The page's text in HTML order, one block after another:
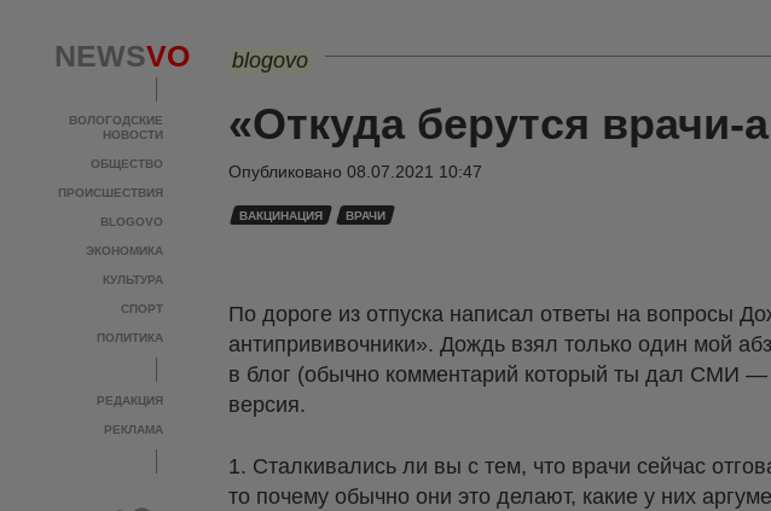
NEWSVO
ВОЛОГОДСКИЕ
НОВОСТИ
ОБЩЕСТВО
ПРОИСШЕСТВИЯ
BLOGOVO
ЭКОНОМИКА
КУЛЬТУРА
СПОРТ
ПОЛИТИКА
РЕДАКЦИЯ
РЕКЛАМА
blogovo
«Откуда берутся врачи-
Опубликовано 08.07.2021 10:47
ВАКЦИНАЦИЯ ВРАЧИ
По дороге из отпуска написал ответы на вопросы
антипрививочники». Дождь взял только один мой
в блог (обычно комментарий который ты дал СМИ
версия.
1. Сталкивались ли вы с тем, что врачи сейчас
то почему обычно они это делают, какие у них